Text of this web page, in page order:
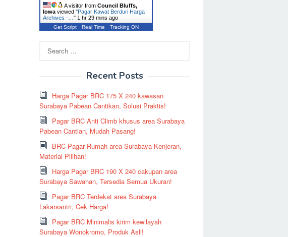
A visitor fromCouncil Bluffs,
Iowa viewed "Pagar Kawat Berduri Harga
Archives -…" 1 hr 29 mins ago
Get Script Real Time Tracking ON
for:
Recent Posts
Harga Pagar BRC 175 X 240 kawasan
Surabaya Pabean Cantikan, Solusi Praktis!
Pagar BRC Anti Climb khusus area Surabaya
Pabean Cantian, Mudah Pasang!
BRC Pagar Rumah area Surabaya Kenjeran,
Material Pilihan!
Harga Pagar BRC 190 X 240 cakupan area
Surabaya Sawahan, Tersedia Semua Ukuran!
Pagar BRC Terdekat area Surabaya
Lakarsantri, Cek Harga!
Pagar BRC Minimalis kirim kewilayah
Surabaya Wonokromo, Produk Asli!